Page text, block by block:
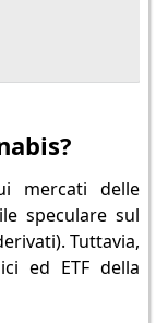
mercati delle
speculare sul
Tuttavia,
ed ETF della